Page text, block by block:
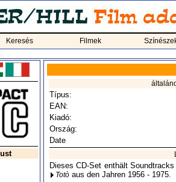
Keresés Filmek
Típus:
EAN:
Kiadó:
Ország:
Date
Dieses CD-Set enthält
Totò aus den Jahren 1956 - 1975.